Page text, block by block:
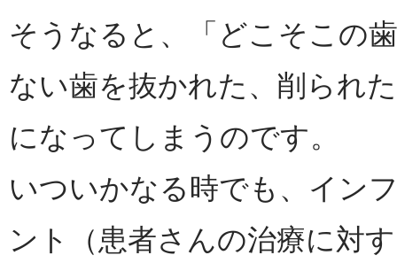
そうなると、「どこそこの
ない歯を抜かれた、削られ
になってしまうのです。
いついかなる時でも、イン
ント（患者さんの治療に対